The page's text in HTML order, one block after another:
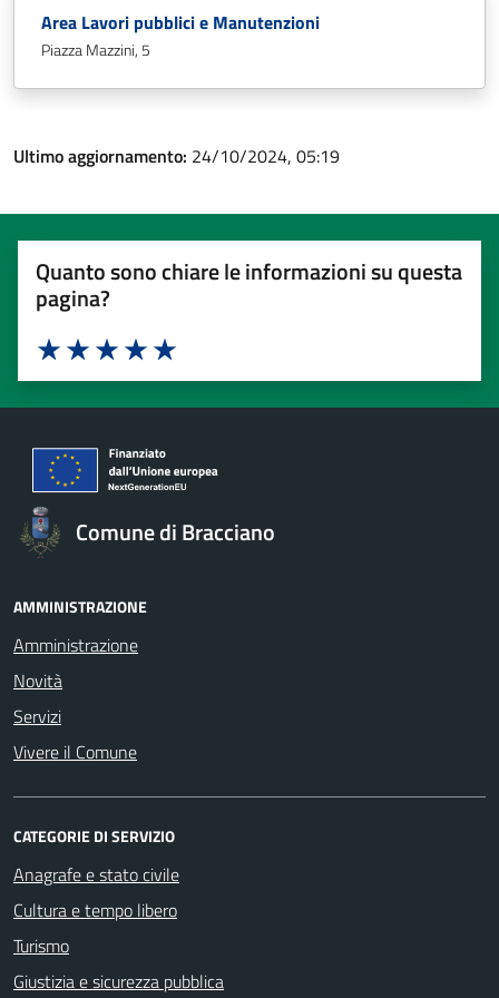
Area Lavori pubblici e Manutenzioni
Piazza Mazzini, 5
Ultimo aggiornamento: 24/10/2024, 05:19
Quanto sono chiare le informazioni su questa
pagina?
Valuta 5 stelle su 5
Valuta 4 stelle su 5
Valuta 3 stelle su 5
Valuta 2 stelle su 5
Valuta 1 stelle su 5
Comune di Bracciano
AMMINISTRAZIONE
Amministrazione
Novità
Servizi
Vivere il Comune
CATEGORIE DI SERVIZIO
Anagrafe e stato civile
Cultura e tempo libero
Turismo
Giustizia e sicurezza pubblica